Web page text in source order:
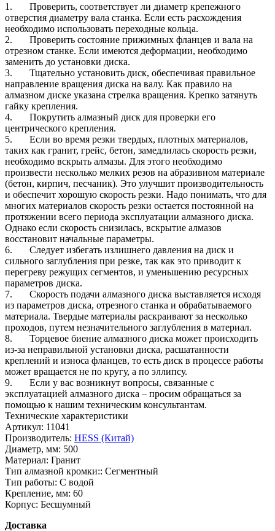
1. Проверить, соответствует ли диаметр крепежного
отверстия диаметру вала станка. Если есть расхождения
необходимо использовать переходные кольца.
2. Проверить состояние прижимных фланцев и вала на
отрезном станке. Если имеются деформации, необходимо
заменить до установки диска.
3. Тщательно установить диск, обеспечивая правильное
направление вращения диска на валу. Как правило на
алмазном диске указана стрелка вращения. Крепко затянуть
гайку крепления.
4. Покрутить алмазный диск для проверки его
центрического крепления.
5. Если во время резки твердых, плотных материалов,
таких как гранит, грейс, бетон, замедлилась скорость резки,
необходимо вскрыть алмазы. Для этого необходимо
произвести несколько мелких резов на абразивном материале
(бетон, кирпич, песчаник). Это улучшит производительность
и обеспечит хорошую скорость резки. Надо понимать, что для
многих материалов скорость резки остается постоянной на
протяжении всего периода эксплуатации алмазного диска.
Однако если скорость снизилась, вскрытие алмазов
восстановит начальные параметры.
6. Следует избегать излишнего давления на диск и
сильного заглубления при резке, так как это приводит к
перегреву режущих сегментов, и уменьшению ресурсных
параметров диска.
7. Скорость подачи алмазного диска выставляется исходя
из параметров диска, отрезного станка и обрабатываемого
материала. Твердые материалы раскраивают за несколько
проходов, путем незначительного заглубления в материал.
8. Торцевое биение алмазного диска может происходить
из-за неправильной установки диска, расшатанности
креплений и износа фланцев, то есть диск в процессе работы
может вращается не по кругу, а по эллипсу.
9. Если у вас возникнут вопросы, связанные с
эксплуатацией алмазного диска – просим обращаться за
помощью к нашим техническим консультантам.
Технические характеристики
Артикул: 11041
Производитель: HESS (Китай)
Диаметр, мм: 500
Материал: Гранит
Тип алмазной кромки:: Сегментный
Тип работы: С водой
Крепление, мм: 60
Корпус: Бесшумный
Доставка